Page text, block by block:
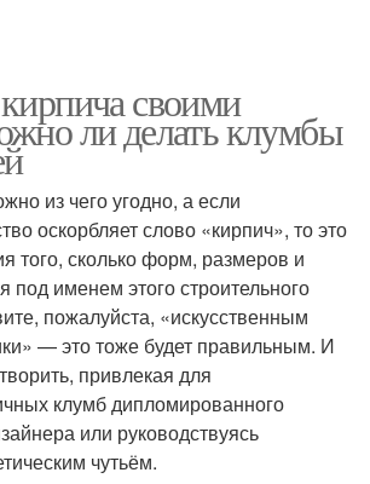
своими
ли делать клумбы
из чего угодно, а если
оскорбляет слово «кирпич», то это
того, сколько форм, размеров и
под именем этого строительного
пожалуйста, «искусственным
— это тоже будет правильным. И
привлекая для
клумб дипломированного
или руководствуясь
чутьём.